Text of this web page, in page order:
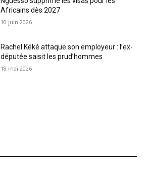
Africains dès 2027
10 juin 2026
Rachel Kéké attaque son employeur : l’ex-
députée saisit les prud’hommes
18 mai 2026